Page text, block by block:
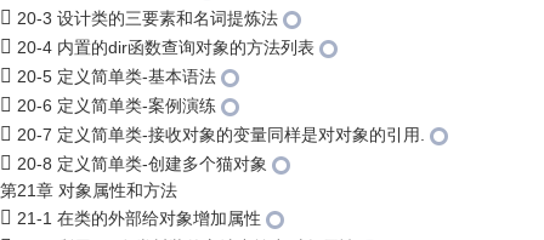
20-3 设计类的三要素和名词提炼法
20-4 内置的dir函数查询对象的方法列表
20-5 定义简单类-基本语法
20-6 定义简单类-案例演练
20-7 定义简单类-接收对象的变量同样是对对象的引用.
20-8 定义简单类-创建多个猫对象
第21章 对象属性和方法
21-1 在类的外部给对象增加属性